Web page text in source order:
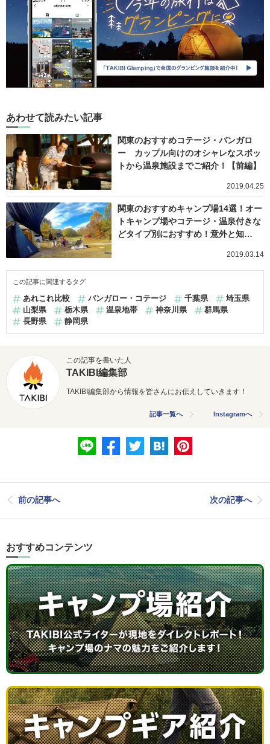
あわせて読みたい記事
関東のおすすめコテージ・バンガロ
ー カップル向けのオシャレなスポッ
トから温泉施設までご紹介！【前編】
2019.04.25
関東のおすすめキャンプ場14選！オー
トキャンプ場やコテージ・温泉付きな
どタイプ別におすすめ！意外と知…
2019.03.14
この記事に関連するタグ
あれこれ比較 バンガロー・コテージ 千葉県
埼玉県
山梨県
栃木県 温泉地帯 神奈川県
群馬県
長野県
静岡県
この記事を書いた人
TAKIBI編集部
TAKIBI編集部から情報を皆さんにお伝えしていきます！
記事一覧へ Instagramへ
前の記事へ 次の記事へ
おすすめコンテンツ